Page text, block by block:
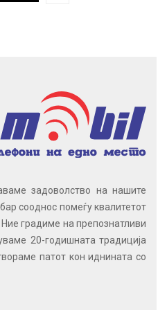
задоволство на нашите
сооднос помеѓу квалитетот
градиме на препознатливи
20-годишната традиција
патот кон иднината со